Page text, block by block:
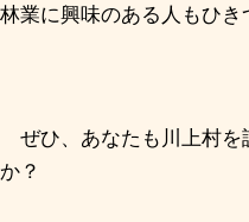
林業に興味のある人もひ
ぜひ、あなたも川上村を
か？